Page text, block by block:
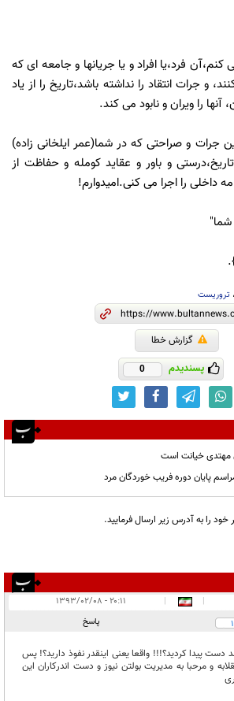
فرد،یا افراد و یا جریانها و جامعه ای که
و جرات انتقاد را نداشته باشد،تاریخ را از یاد
را ویران و نابود می کند.
جرات و صراحتی که در شما(عمر ایلخانی زاده)
و باور و عقاید کومله و حفاظت از
داخلی را اجرا می کنی.امیدوارم!
، تروریست
گزارش خطا
پسندیدم 0
مهتدی خیانت است
پایان دوره فریب خوردگان مرد
را به آدرس زیر ارسال فرمایید.
|
|
۲۰:۱۱ - ۱۳۹۳/۰۲/۰۸
1 پاسخ
پیدا کردید؟!!! واقعا یعنی اینقدر نفوذ دارید؟! پس
و مرحبا به مدیریت بولتن نیوز و دست اندرکاران این